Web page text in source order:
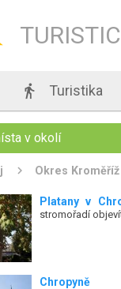
 Turistika
v okolí
Okres Kroměříž
Platany v
stromořadí
Chropyně